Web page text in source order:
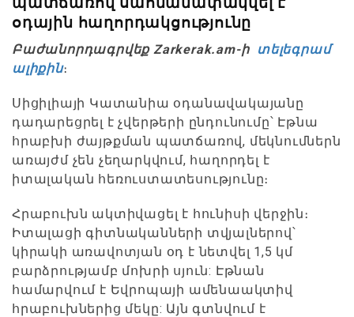
օդային հաղորդակցությունը
Բաժանորդագրվեք Zarkerak.am-ի տելեգրամ
ալիքին։
Սիցիլիայի Կատանիա օդանավակայանը
դադարեցրել է չվերթերի ընդունումը՝ Էթնա
հրաբխի ժայթքման պատճառով, մեկնումներն
առայժմ չեն չեղարկվում, հաղորդել է
իտալական հեռուստատեսությունը։
Հրաբուխն ակտիվացել է հունիսի վերջին։
Իտալացի գիտնականների տվյալներով՝
կիրակի առավոտյան օդ է նետվել 1,5 կմ
բարձրությամբ մոխրի սյուն: Էթնան
համարվում է Եվրոպայի ամենաակտիվ
հրաբուխներից մեկը: Այն գտնվում է